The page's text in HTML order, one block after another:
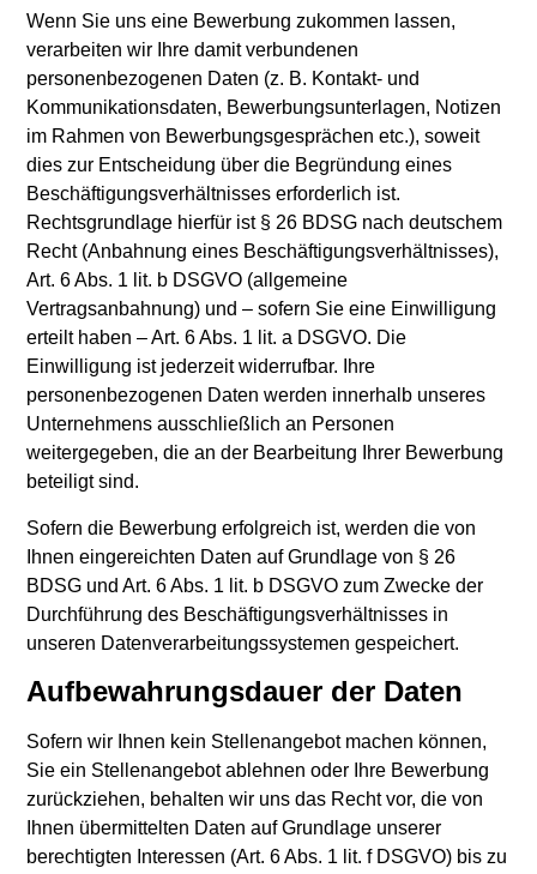
Wenn Sie uns eine Bewerbung zukommen lassen,
verarbeiten wir Ihre damit verbundenen
personenbezogenen Daten (z. B. Kontakt- und
Kommunikationsdaten, Bewerbungsunterlagen, Notizen
im Rahmen von Bewerbungsgesprächen etc.), soweit
dies zur Entscheidung über die Begründung eines
Beschäftigungsverhältnisses erforderlich ist.
Rechtsgrundlage hierfür ist § 26 BDSG nach deutschem
Recht (Anbahnung eines Beschäftigungsverhältnisses),
Art. 6 Abs. 1 lit. b DSGVO (allgemeine
Vertragsanbahnung) und – sofern Sie eine Einwilligung
erteilt haben – Art. 6 Abs. 1 lit. a DSGVO. Die
Einwilligung ist jederzeit widerrufbar. Ihre
personenbezogenen Daten werden innerhalb unseres
Unternehmens ausschließlich an Personen
weitergegeben, die an der Bearbeitung Ihrer Bewerbung
beteiligt sind.
Sofern die Bewerbung erfolgreich ist, werden die von
Ihnen eingereichten Daten auf Grundlage von § 26
BDSG und Art. 6 Abs. 1 lit. b DSGVO zum Zwecke der
Durchführung des Beschäftigungsverhältnisses in
unseren Datenverarbeitungssystemen gespeichert.
Aufbewahrungsdauer der Daten
Sofern wir Ihnen kein Stellenangebot machen können,
Sie ein Stellenangebot ablehnen oder Ihre Bewerbung
zurückziehen, behalten wir uns das Recht vor, die von
Ihnen übermittelten Daten auf Grundlage unserer
berechtigten Interessen (Art. 6 Abs. 1 lit. f DSGVO) bis zu